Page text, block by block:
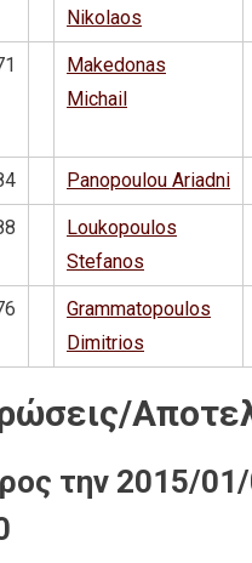
Nikolaos
Makedonas
Michail
Panopoulou Ariadni
Loukopoulos
Stefanos
Grammatopoulos
Dimitrios
την 2015/01/